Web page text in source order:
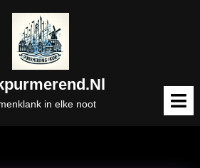
in elke noot